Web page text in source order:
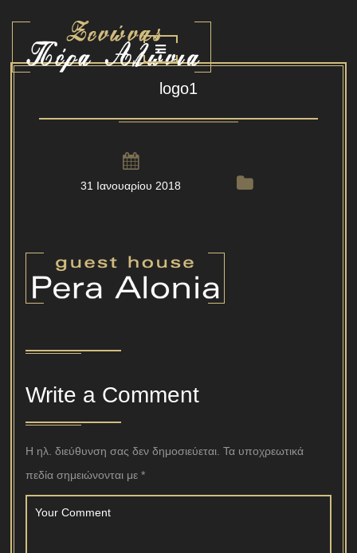
logo1
31 Ιανουαρίου 2018
Write a Comment
Η ηλ. διεύθυνση σας δεν δημοσιεύεται. Τα υποχρεωτικά
πεδία σημειώνονται με *